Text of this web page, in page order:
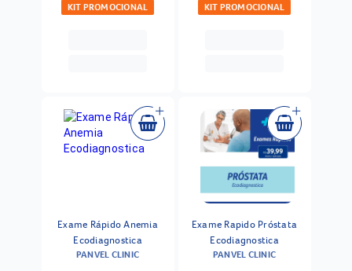
KIT PROMOCIONAL KIT PROMOCIONAL
Exame Rápido Anemia
Ecodiagnostica
PANVEL CLINIC
Exame Rapido Próstata
Ecodiagnostica
PANVEL CLINIC